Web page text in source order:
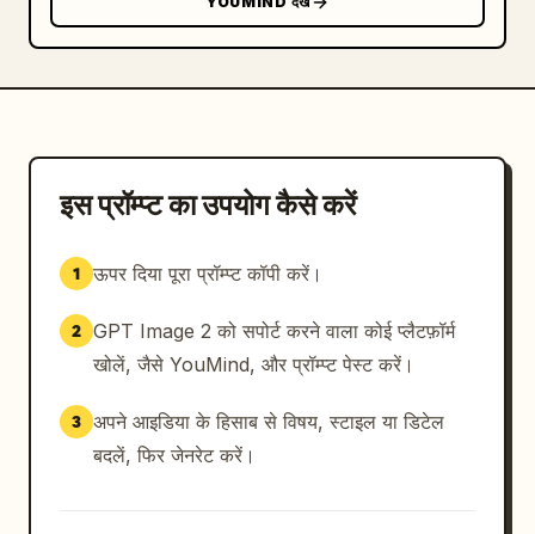
शार्प फोकस, रिच कंट्रास्ट, हाई डायनेमिक रेंज
इस प्रॉम्प्ट का उपयोग कैसे करें
1 ऊपर दिया पूरा प्रॉम्प्ट कॉपी करें।
2 GPT Image 2 को सपोर्ट करने वाला कोई प्लैटफ़ॉर्म
खोलें, जैसे YouMind, और प्रॉम्प्ट पेस्ट करें।
3 अपने आइडिया के हिसाब से विषय, स्टाइल या डिटेल
बदलें, फिर जेनरेट करें।